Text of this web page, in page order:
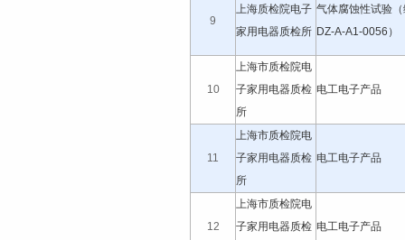
9
上海质检院电子
家用电器质检所
气体腐蚀性试验
DZ-A-A1-0056）
10
上海市质检院电
子家用电器质检
所
电工电子产品
11
上海市质检院电
子家用电器质检
所
电工电子产品
12
上海市质检院电
子家用电器质检 电工电子产品